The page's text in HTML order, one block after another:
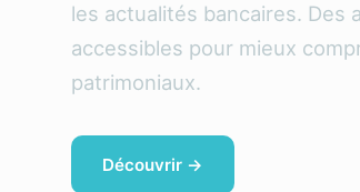
les actualités bancaires. Des
accessibles pour mieux
patrimoniaux.
Découvrir →